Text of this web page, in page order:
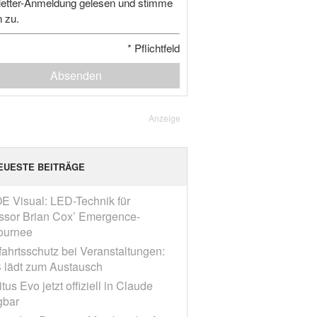
zu.
* Pflichtfeld
Absenden
Anzeige
BEITRÄGE
Visual: LED-Technik für
Brian Cox’ Emergence-
bei Veranstaltungen:
lädt zum Austausch
Evo jetzt offiziell in Claude